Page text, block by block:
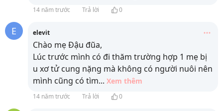
14 năm trước Trả lời 0
E elevit
Chào mẹ Đậu đũa,
Lúc trước mình có đi thăm trường hợp 1 mẹ bị
u xơ tử cung nặng mà không có người nuôi nên
mình cũng có tìm... Xem thêm
14 năm trước Trả lời 0